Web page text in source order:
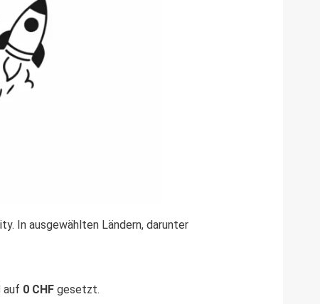
In ausgewählten Ländern, darunter
auf 0 CHF gesetzt.